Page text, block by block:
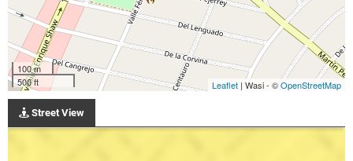
100 m
500 ft
Leaflet | Wasi - ©OpenStreetMap
Street View